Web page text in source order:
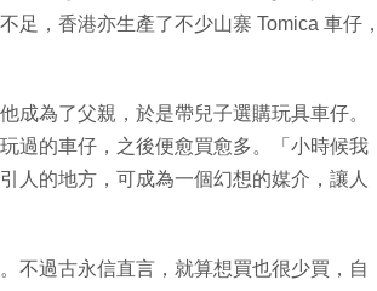
足，香港亦生產了不少山寨 Tomica 車仔，
成為了父親，於是帶兒子選購玩具車仔。
過的車仔，之後便愈買愈多。「小時候我
人的地方，可成為一個幻想的媒介，讓人
不過古永信直言，就算想買也很少買，自